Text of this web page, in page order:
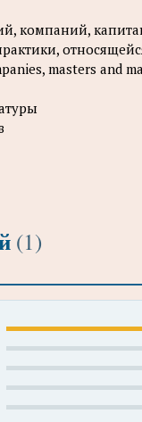
компаний,
masters and
(1)